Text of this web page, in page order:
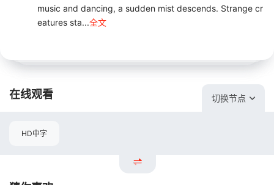
music and dancing, a sudden mist descends. Strange cr
eatures sta...全文
在线观看 切换节点
HD中字